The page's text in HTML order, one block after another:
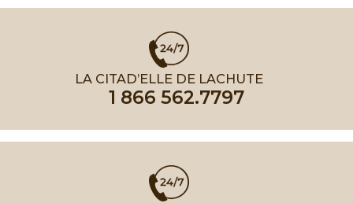
LA CITAD’ELLE DE LACHUTE
1 866 562.7797